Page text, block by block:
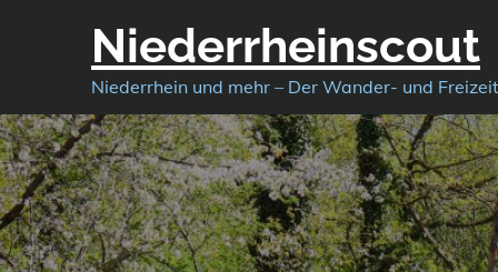
Niederrheinscout
Niederrhein und mehr – Der Wander- und